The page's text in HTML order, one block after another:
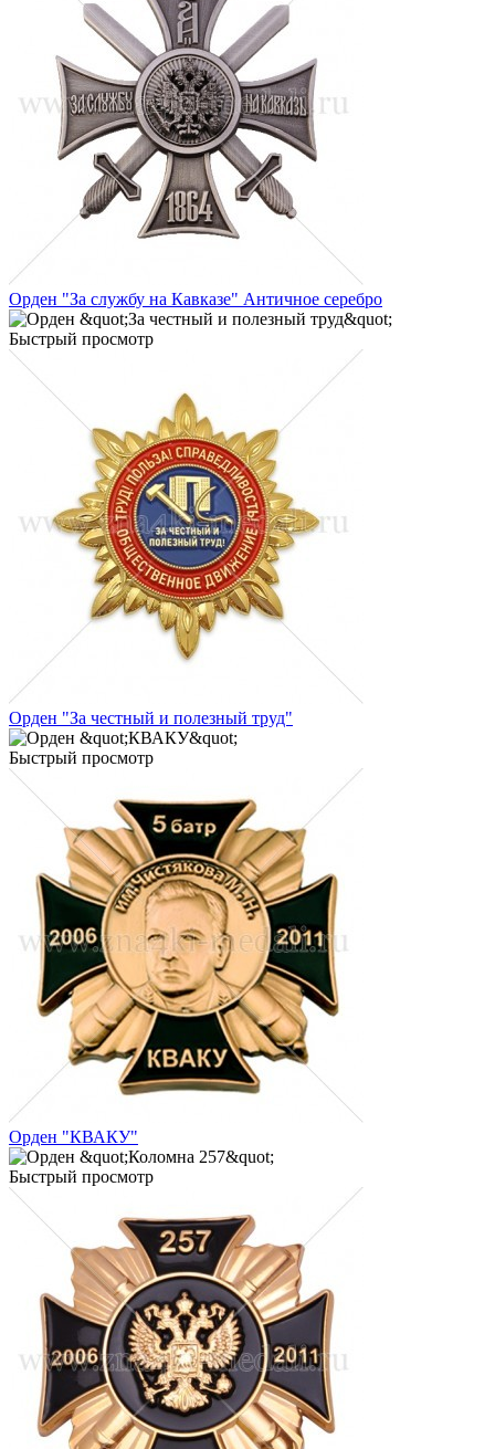
Орден "За службу на Кавказе" Античное серебро
Быстрый просмотр
Орден "За честный и полезный труд"
Быстрый просмотр
Орден "КВАКУ"
Быстрый просмотр